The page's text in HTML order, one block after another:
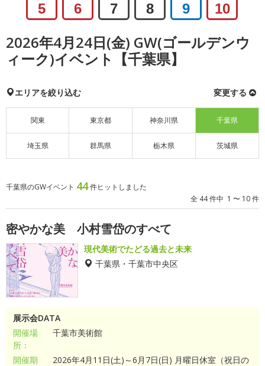
5 6 7 8 9 10
2026年4月24日(金) GW(ゴールデンウ
ィーク)イベント【千葉県】
エリアを絞り込む 変更する
関東 東京都 神奈川県 千葉県
埼玉県 群馬県 栃木県 茨城県
千葉県のGWイベント 44件ヒットしました
全 44 件中 1 〜 10 件
密やかな美 小村雪岱のすべて
現代美術でたどる過去と未来
千葉県・千葉市中央区
展示会DATA
開催場
所：
千葉市美術館
開催期
2026年4月11日(土)～6月7日(日) 月曜日休室（祝日の